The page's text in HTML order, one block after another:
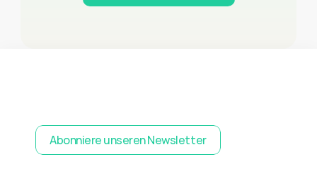
Abonniere unseren Newsletter